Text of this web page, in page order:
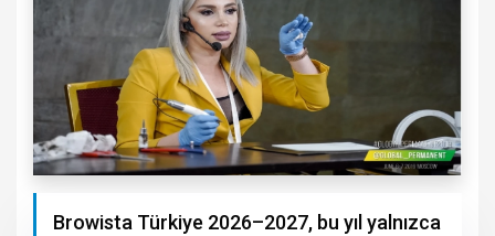
Browista Türkiye 2026–2027, bu yıl yalnızca